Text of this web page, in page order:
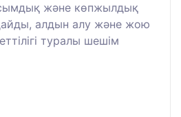
және көпжылдық
алдын алу және жою
туралы шешім